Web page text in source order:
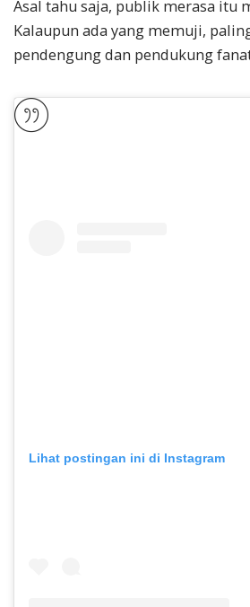
Asal tahu saja, publik merasa itu
Kalaupun ada yang memuji,
pendengung dan pendukung
Lihat postingan ini di Instagram